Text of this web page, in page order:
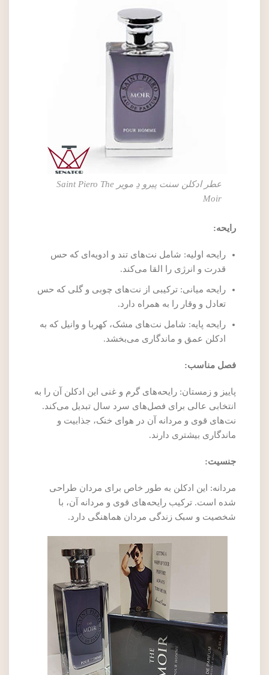
عطر ادکلن سنت پیرو دِ مویر Saint Piero The
Moir
رایحه:
رایحه اولیه: شامل نت‌های تند و ادویه‌ای که حس
قدرت و انرژی را القا می‌کند.
رایحه میانی: ترکیبی از نت‌های چوبی و گلی که حس
تعادل و وقار را به همراه دارد.
رایحه پایه: شامل نت‌های مشک، کهربا و وانیل که به
ادکلن عمق و ماندگاری می‌بخشد.
فصل مناسب:
پاییز و زمستان: رایحه‌های گرم و غنی این ادکلن آن را به
انتخابی عالی برای فصل‌های سرد سال تبدیل می‌کند.
نت‌های قوی و مردانه آن در هوای خنک، جذابیت و
ماندگاری بیشتری دارند.
جنسیت:
مردانه: این ادکلن به طور خاص برای مردان طراحی
شده است. ترکیب رایحه‌های قوی و مردانه آن، با
شخصیت و سبک زندگی مردان هماهنگی دارد.